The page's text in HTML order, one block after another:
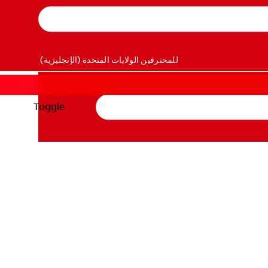
للمحترفين الولايات المتحدة (الإنجليزية)
Toggle